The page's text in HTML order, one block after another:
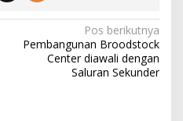
Pos berikutnya
Pembangunan Broodstock
Center diawali dengan
Saluran Sekunder